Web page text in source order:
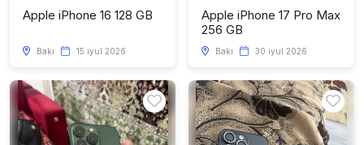
Apple iPhone 16 128 GB
Bakı 15 iyul 2026
Apple iPhone 17 Pro Max
256 GB
Bakı 30 iyul 2026